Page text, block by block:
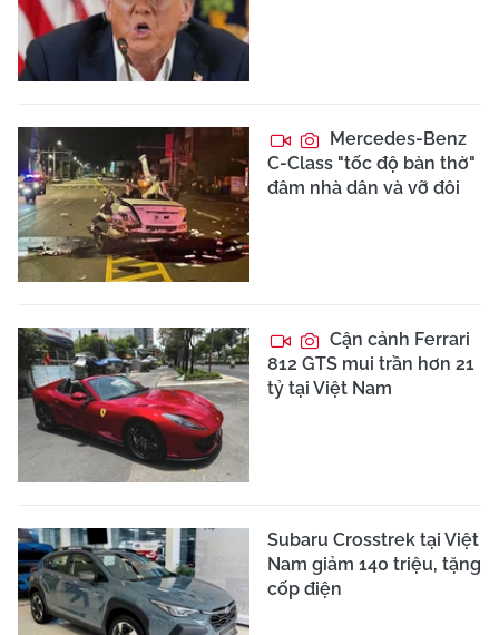
Mercedes-Benz
C-Class "tốc độ bàn thờ"
đâm nhà dân và vỡ đôi
Cận cảnh Ferrari
812 GTS mui trần hơn 21
tỷ tại Việt Nam
Subaru Crosstrek tại Việt
Nam giảm 140 triệu, tặng
cốp điện